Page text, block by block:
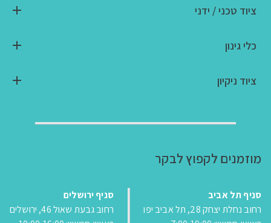
ציוד טכני / ידני
כלי גינון
ציוד ניקיון
מוזמנים לקפוץ לבקר
סניף תל אביב
רחוב נחלת יצחק 28, תל אביב יפו
סניף ירושלים
רחוב גבעת שאול 46, ירושלים